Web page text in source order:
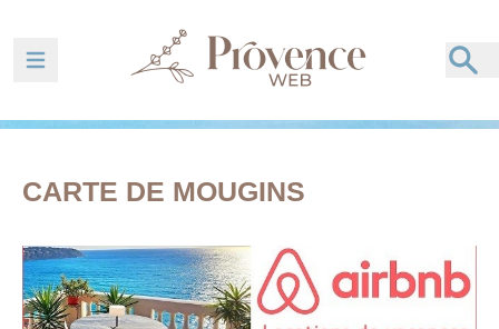
Ouvrir la barre de navigation
CARTE DE MOUGINS